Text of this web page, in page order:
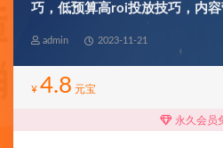
巧，低预算高roi投放技巧，内
admin 2023-11-21
¥ 4.8 元宝
永久会员